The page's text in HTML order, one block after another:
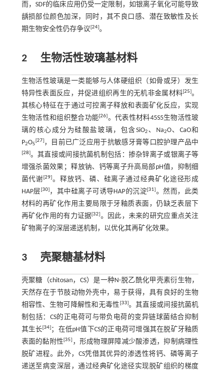
而，SDF的临床应用仍受一定限制，如银离子氧化可能导致
龋损部位颜色加深，同时，其不良口感、潜在致敏性及长
期生物安全性仍存争议[24]。
2生物活性玻璃基材料
生物活性玻璃是一类能够与人体硬组织（如骨或牙）发生
特异性表面反应，并促进组织再生的无机非金属材料[25]。
其核心特征在于通过可控离子释放和表面矿化反应，实现
生物活性和组织整合功能[26]。代表性材料45S5生物活性玻
璃的核心成分为硅酸盐玻璃，包含SiO2 、Na2O、CaO和
P2O5
[27]，目前已广泛应用于抗敏感牙膏等口腔护理产品中
[28]。其直接或间接抗菌机制包括：掺杂锌离子或银离子等
增强杀菌效果；释放钠、钙等离子升高局部pH值，抑制细
菌代谢[29]。释放钙、磷、硅离子通过经典矿化途径形成
HAP层[30]，其中硅离子可诱导HAP的沉淀[31]。然而，此类
材料的再矿化作用主要局限于牙釉质表面，仍缺乏表层下
再矿化作用的有力证据[32]。因此，未来的研究应重点关注
矿物离子的深层递送机制，以优化其再矿化效果。
3壳聚糖基材料
壳聚糖（chitosan，CS）是一种N-脱乙酰化甲壳素衍生物，
天然存在于节肢动物外壳中，易于获得，具有良好的生物
相容性、生物可降解性和无毒性 [33]。其直接或间接抗菌机
制包括：CS的正电荷可与带负电荷的变异链球菌结合抑制
其生长[34] ；在低pH值下CS的正电荷可增强其在脱矿牙釉质
表面的黏附性[35] ，形成物理屏障减少酸渗透，抑制病理性
脱矿进程。此外，CS凭借其优异的渗透性将钙、磷等离子
递送至病变深层，通过经典矿化途径实现脱矿组织的梯度